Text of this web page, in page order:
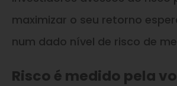
maximizar o seu retorno
num dado nível de risco de
Risco é medido pela